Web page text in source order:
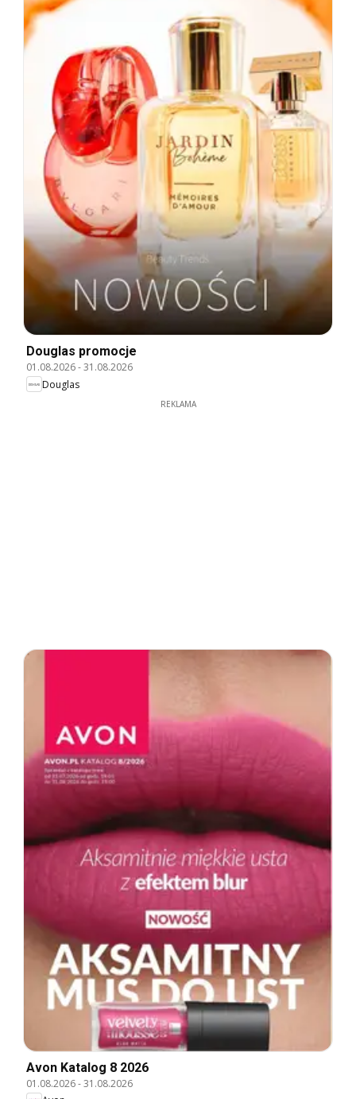
Douglas promocje
01.08.2026-31.08.2026
Douglas
REKLAMA
Avon Katalog 8 2026
01.08.2026-31.08.2026